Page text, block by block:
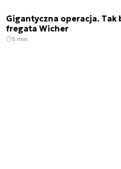
Gigantyczna operacja. Tak
fregata Wicher
5 min.